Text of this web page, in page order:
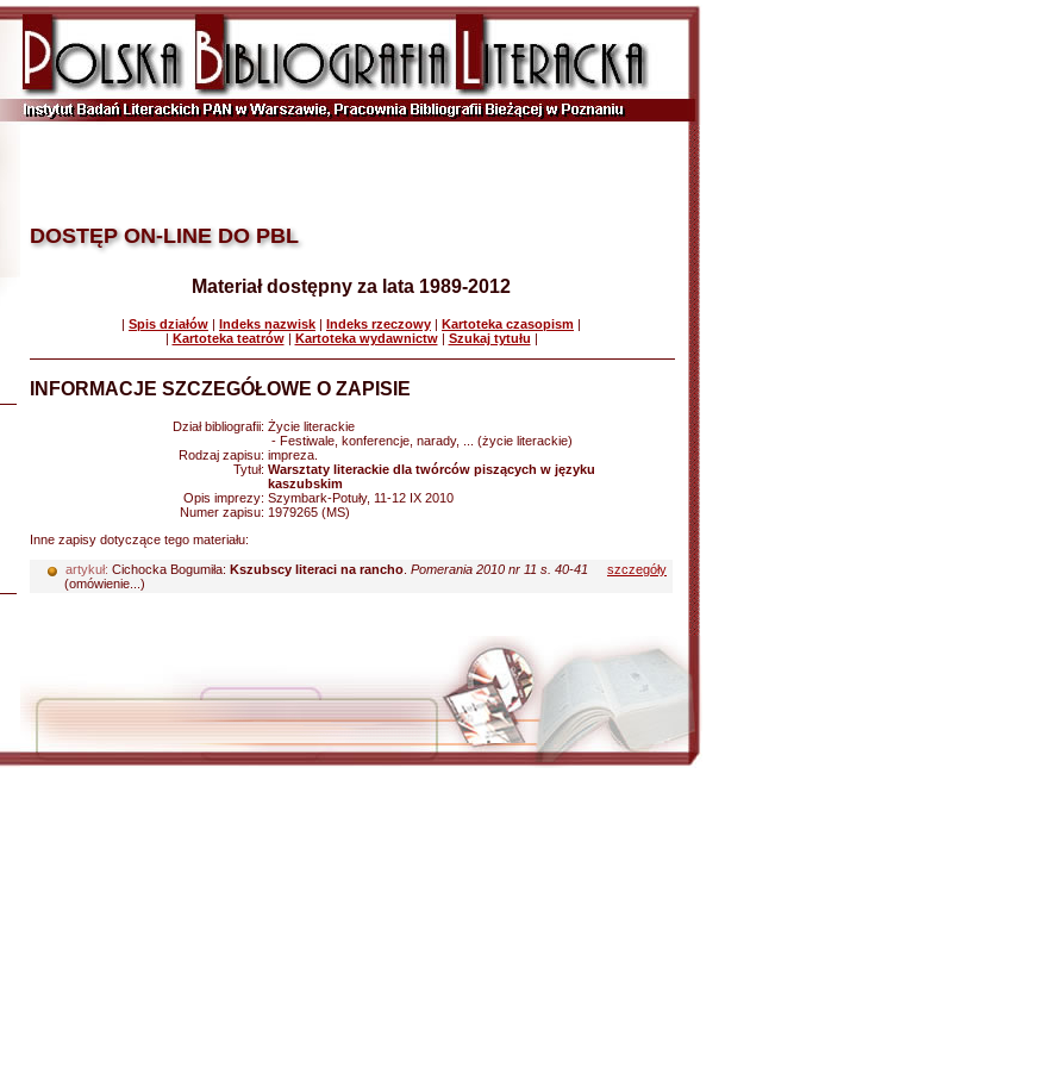
DOSTĘP ON-LINE DO PBL
Materiał dostępny za lata 1989-2012
| Spis działów | Indeks nazwisk | Indeks rzeczowy | Kartoteka czasopism |
| Kartoteka teatrów| Kartoteka wydawnictw| Szukaj tytułu |
INFORMACJE SZCZEGÓŁOWE O ZAPISIE
Dział bibliografii: Życie literackie
- Festiwale, konferencje, narady, ... (życie literackie)
Rodzaj zapisu: impreza.
Tytuł: Warsztaty literackie dla twórców piszących w języku
kaszubskim
Opis imprezy: Szymbark-Potuły, 11-12 IX 2010
Numer zapisu: 1979265 (MS)
Inne zapisy dotyczące tego materiału:
artykuł: Cichocka Bogumiła: Kszubscy literaci na rancho Pomerania 2010 nr 11 s. 40-41
(omówienie...)
szczegóły